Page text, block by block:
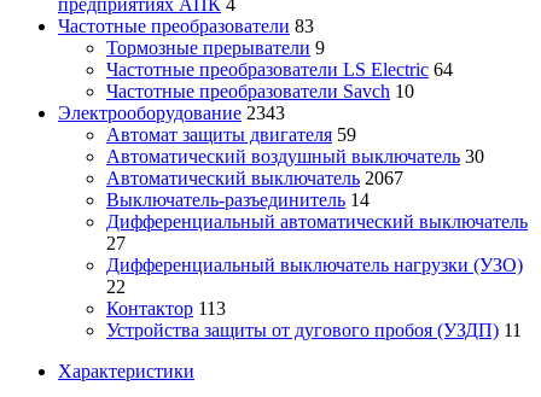
Частотные преобразователи 83
Тормозные прерыватели 9
Частотные преобразователи LS Electric 64
Частотные преобразователи Savch 10
Электрооборудование 2343
Автомат защиты двигателя 59
Автоматический воздушный выключатель 30
Автоматический выключатель 2067
Выключатель-разъединитель 14
Дифференциальный автоматический выключатель
27
Дифференциальный выключатель нагрузки (УЗО)
22
Контактор 113
Устройства защиты от дугового пробоя (УЗДП) 11
Характеристики